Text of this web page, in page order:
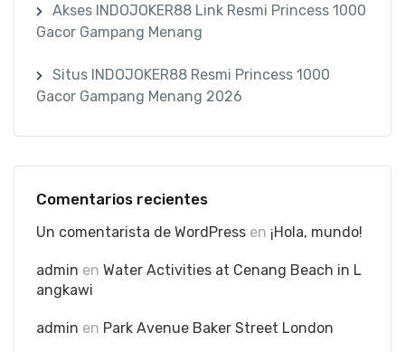
Akses INDOJOKER88 Link Resmi Princess 1000
Gacor Gampang Menang
Situs INDOJOKER88 Resmi Princess 1000
Gacor Gampang Menang 2026
Comentarios recientes
Un comentarista de WordPress en ¡Hola, mundo!
admin en Water Activities at Cenang Beach in L
angkawi
admin en Park Avenue Baker Street London